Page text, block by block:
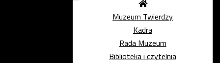
Muzeum Twierdzy
Kadra
Rada Muzeum
Biblioteka i czytelnia